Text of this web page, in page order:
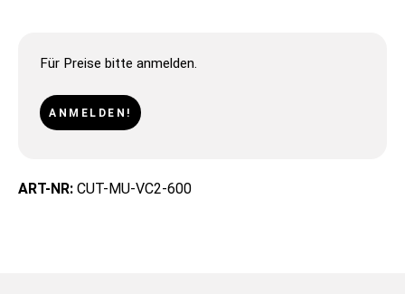
Für Preise bitte anmelden.
ANMELDEN!
ART-NR: CUT-MU-VC2-600